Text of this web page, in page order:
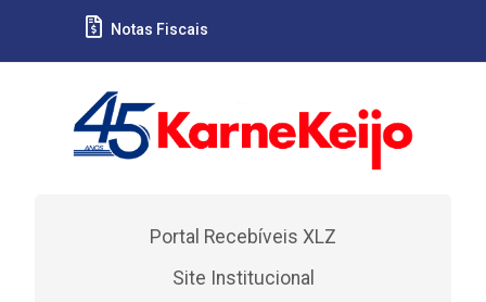
Notas Fiscais
Portal Recebíveis XLZ
Site Institucional